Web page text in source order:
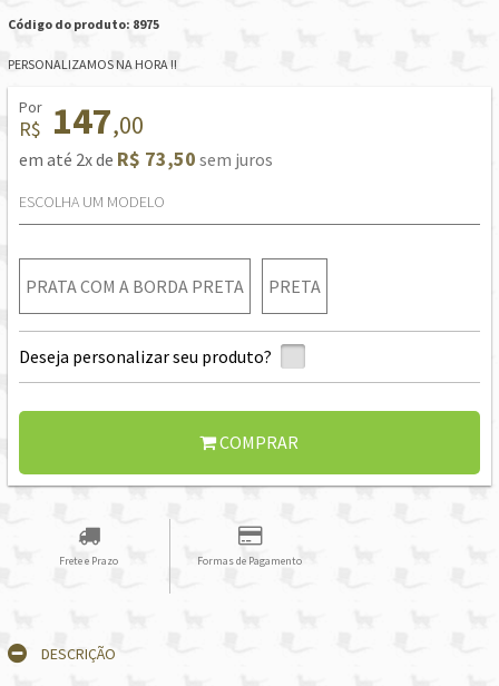
Código do produto: 8975
PERSONALIZAMOS NA HORA !!
Por
R$ 147,00
em até 2x de R$ 73,50 sem juros
ESCOLHA UM MODELO
PRATA COM A BORDA PRETA PRETA
Deseja personalizar seu produto?
COMPRAR
Frete e Prazo Formas de Pagamento
DESCRIÇÃO